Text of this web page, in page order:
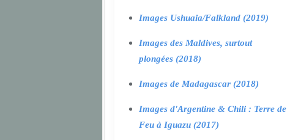
Images Ushuaia/Falkland (2019)
Images des Maldives, surtout
plongées (2018)
Images de Madagascar (2018)
Images d'Argentine & Chili : Terre de
Feu à Iguazu (2017)